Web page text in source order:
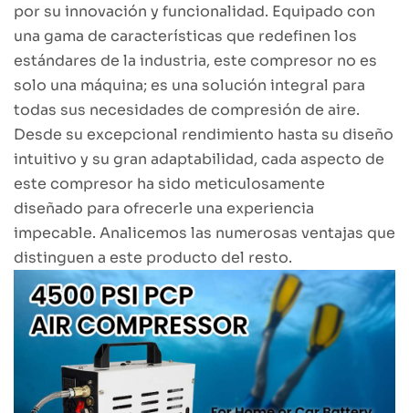
por su innovación y funcionalidad. Equipado con
una gama de características que redefinen los
estándares de la industria, este compresor no es
solo una máquina; es una solución integral para
todas sus necesidades de compresión de aire.
Desde su excepcional rendimiento hasta su diseño
intuitivo y su gran adaptabilidad, cada aspecto de
este compresor ha sido meticulosamente
diseñado para ofrecerle una experiencia
impecable. Analicemos las numerosas ventajas que
distinguen a este producto del resto.